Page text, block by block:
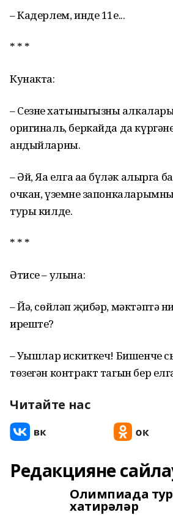
– Кадерлем, инде 11е...
* * *
Кунакта:
– Сезнең хатыныгызның
оригиналь, беркайда да
андыйларны.
– Әй, Яңа елга аңа бүләк
очкан, үземнең
туры килде.
* * *
Әтисе – улына:
– Йә, сөйләп җибәр, мәктәптә
ирештең?
– Уңышлар искиткеч! Бишенче
төзегән контракт тагын бер
Читайте нас
Редакцияне
Олимпиада
хатирәләр